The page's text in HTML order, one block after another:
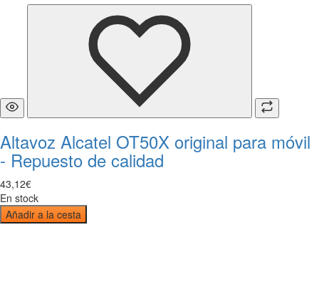
Altavoz Alcatel OT50X original para móvil
- Repuesto de calidad
43,12€
En stock
Añadir a la cesta